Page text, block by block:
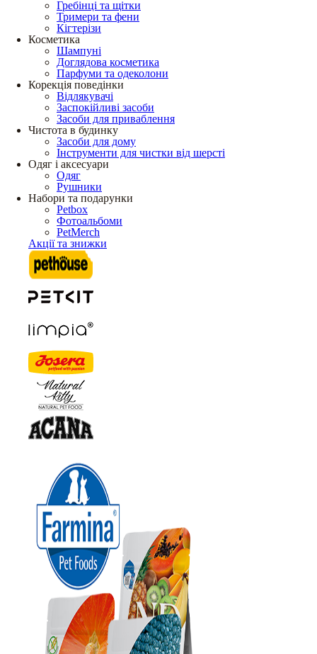
Гребінці та щітки
Тримери та фени
Кігтерізи
Косметика
Шампуні
Доглядова косметика
Парфуми та одеколони
Корекція поведінки
Відлякувачі
Заспокійливі засоби
Засоби для приваблення
Чистота в будинку
Засоби для дому
Інструменти для чистки від шерсті
Одяг і аксесуари
Одяг
Рушники
Набори та подарунки
Petbox
Фотоальбоми
PetMerch
Акції та знижки